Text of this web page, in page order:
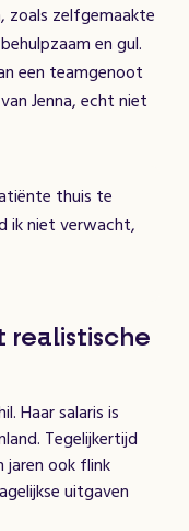
zoals zelfgemaakte
en gul.
een teamgenoot
Jenna, echt niet
thuis te
ik niet verwacht,
realistische
Haar salaris is
Tegelijkertijd
jaren ook flink
uitgaven